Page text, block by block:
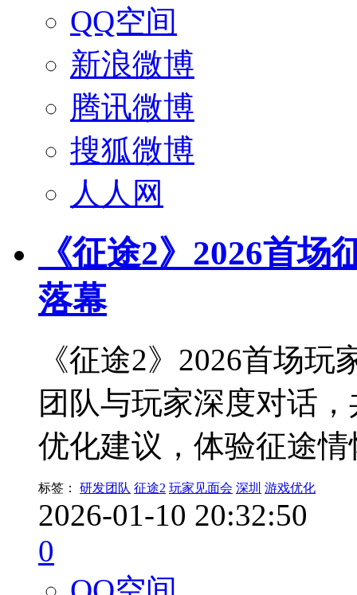
QQ空间
新浪微博
腾讯微博
搜狐微博
人人网
《征途2》2026首
落幕
《征途2》2026首场
团队与玩家深度对话
优化建议，体验征途
标签： 研发团队 征途2 玩家见面会 深圳 游戏优化
2026-01-10 20:32:50
0